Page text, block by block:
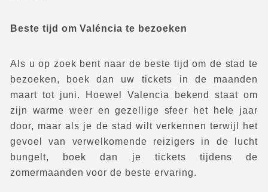
Beste tijd om Valéncia te bezoeken
Als u op zoek bent naar de beste tijd om de stad te
bezoeken, boek dan uw tickets in de maanden
maart tot juni. Hoewel Valencia bekend staat om
zijn warme weer en gezellige sfeer het hele jaar
door, maar als je de stad wilt verkennen terwijl het
gevoel van verwelkomende reizigers in de lucht
bungelt, boek dan je tickets tijdens de
zomermaanden voor de beste ervaring.